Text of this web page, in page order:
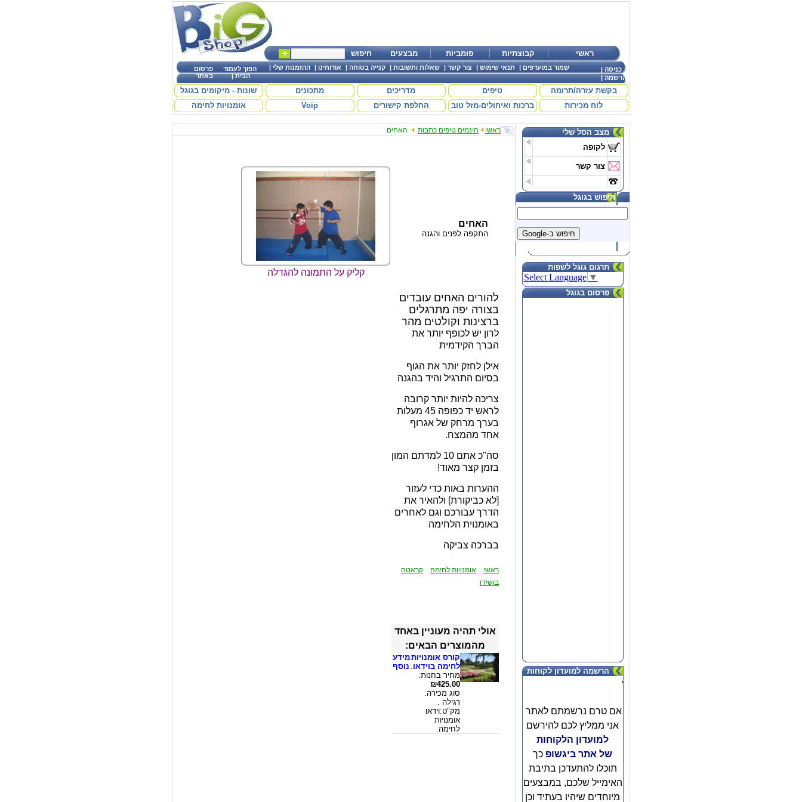
חיפוש מבצעים פומביות קבוצתיות ראשי
פרסום
באתר
הפוך לעמוד
הבית|
שמור במועדפים | תנאי שימוש | צור קשר | שאלות ותשובות | קנייה בטוחה | אודותינו | ההזמנות שלי | כניסה |
הרשמה|
בקשת עזרה/תרומה טיפים מדריכים מתכונים
שונות - מיקומים בגוגל
לוח מכירות
ברכות ואיחולים-מזל טוב החלפת קישורים Voip אומנויות לחימה
ראשי חינמים טיפים כתבות האחים
מצב הסל שלי
לקופה
צור קשר
חיפוש בגוגל
תרגום גוגל לשפות
Select Language ▼
פרסום בגוגל
הרשמה למועדון לקוחות
'
אם טרם נרשמתם לאתר
אני ממליץ לכם להירשם
למועדון הלקוחות
של אתר ביגשופ כך
תוכלו להתעדכן בתיבת
האימייל שלכם, במבצעים
מיוחדים שיהיו בעתיד וכן
קליק על התמונה להגדלה
האחים
התקפה לפנים והגנה
להורים האחים עובדים
בצורה יפה מתרגלים
ברצינות וקולטים מהר
לרון יש לכופף יותר את
הברך הקידמית
אילן לחזק יותר את הגוף
בסיום התרגיל והיד בהגנה
צריכה להיות יותר קרובה
לראש יד כפופה 45 מעלות
בערך מרחק של אגרוף
אחד מהמצח.
סה"כ אתם 10 למדתם המון
בזמן קצר מאוד!
ההערות באות כדי לעזור
[לא כביקורת] ולהאיר את
הדרך עבורכם וגם לאחרים
באומנוית הלחימה
בברכה צביקה
ראשי אומנויות לחימה
קראטה
בושידו
אולי תהיה מעוניין באחד
מהמוצרים הבאים:
מידע
נוסף
קורס אומנויות
לחימה בוידאו.
מחיר בחנות:
₪425.00
סוג מכירה:
רגילה .
מק"ט:וידאו
אומנויות
לחימה.